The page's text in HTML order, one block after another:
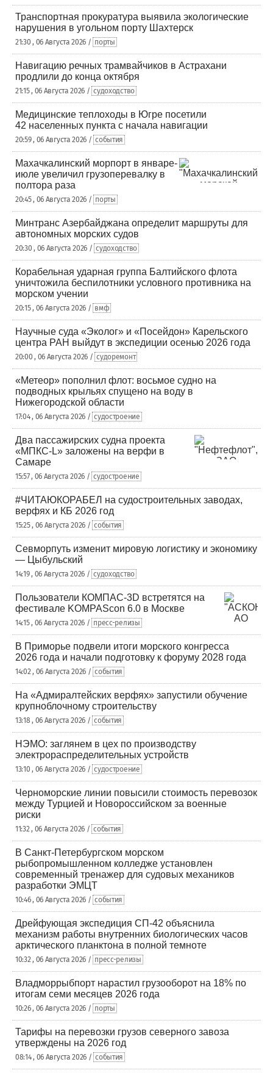
Транспортная прокуратура выявила экологические
нарушения в угольном порту Шахтерск
21:30 , 06 Августа 2026 / порты
Навигацию речных трамвайчиков в Астрахани
продлили до конца октября
21:15 , 06 Августа 2026 / судоходство
Медицинские теплоходы в Югре посетили
42 населенных пункта с начала навигации
20:59 , 06 Августа 2026 / события
Махачкалинский морпорт в январе-
июле увеличил грузоперевалку в
полтора раза
20:45 , 06 Августа 2026 / порты
Минтранс Азербайджана определит маршруты для
автономных морских судов
20:30 , 06 Августа 2026 / судоходство
Корабельная ударная группа Балтийского флота
уничтожила беспилотники условного противника на
морском учении
20:15 , 06 Августа 2026 / вмф
Научные суда «Эколог» и «Посейдон» Карельского
центра РАН выйдут в экспедиции осенью 2026 года
20:00 , 06 Августа 2026 / судоремонт
«Метеор» пополнил флот: восьмое судно на
подводных крыльях спущено на воду в
Нижегородской области
17:04 , 06 Августа 2026 / судостроение
Два пассажирских судна проекта
«МПКС-L» заложены на верфи в
Самаре
15:57 , 06 Августа 2026 / судостроение
#ЧИТАЮКОРАБЕЛ на судостроительных заводах,
верфях и КБ 2026 год
15:25 , 06 Августа 2026 / события
Севморпуть изменит мировую логистику и экономику
— Цыбульский
14:19 , 06 Августа 2026 / судоходство
Пользователи КОМПАС-3D встретятся на
фестивале KOMPAScon 6.0 в Москве
14:15 , 06 Августа 2026 / пресс-релизы
В Приморье подвели итоги морского конгресса
2026 года и начали подготовку к форуму 2028 года
14:02 , 06 Августа 2026 / события
На «Адмиралтейских верфях» запустили обучение
крупноблочному строительству
13:18 , 06 Августа 2026 / события
НЭМО: заглянем в цех по производству
электрораспределительных устройств
13:10 , 06 Августа 2026 / судостроение
Черноморские линии повысили стоимость перевозок
между Турцией и Новороссийском за военные
риски
11:32 , 06 Августа 2026 / события
В Санкт-Петербургском морском
рыбопромышленном колледже установлен
современный тренажер для судовых механиков
разработки ЭМЦТ
10:46 , 06 Августа 2026 / события
Дрейфующая экспедиция СП-42 объяснила
механизм работы внутренних биологических часов
арктического планктона в полной темноте
10:32 , 06 Августа 2026 / пресс-релизы
Владморрыбпорт нарастил грузооборот на 18% по
итогам семи месяцев 2026 года
10:26 , 06 Августа 2026 / порты
Тарифы на перевозки грузов северного завоза
утверждены на 2026 год
08:14 , 06 Августа 2026 / события